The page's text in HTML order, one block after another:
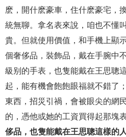
麽，開什麽豪車，住什麽豪宅，
統無聊。拿名表來說，咱也不懂
貴。但就使用價值，和手機上顯
個奢侈品，裝飾品，戴在手腕中
級别的手表，也隻能戴在王思聰
起，能有機會飽飽眼福就不錯了
東西，招災引禍，會被眼尖的網
的，憑他或她的工資買得起那塊
侈品，也隻能戴在王思聰這樣的